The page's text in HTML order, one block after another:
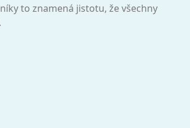
to znamená jistotu, že všechny